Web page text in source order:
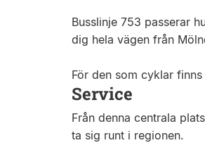
Busslinje 753 passerar
dig hela vägen från
För den som cyklar
Service
Från denna centrala
ta sig runt i regionen.